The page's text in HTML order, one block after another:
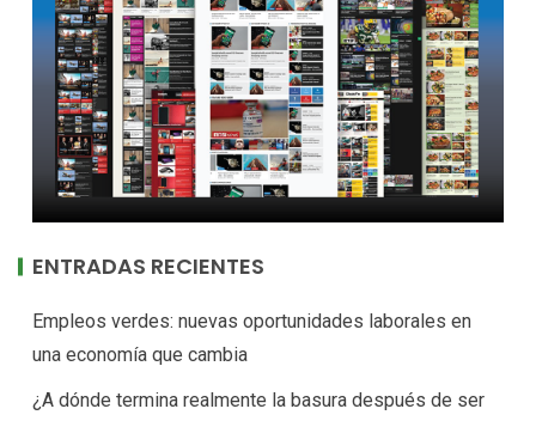
ENTRADAS RECIENTES
Empleos verdes: nuevas oportunidades laborales en
una economía que cambia
¿A dónde termina realmente la basura después de ser